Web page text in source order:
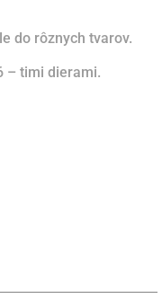
do rôznych tvarov.
– timi dierami.